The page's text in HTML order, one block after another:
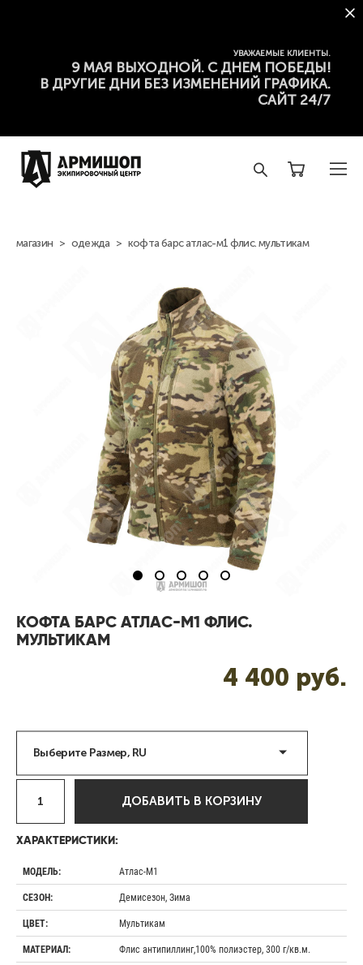
УВАЖАЕМЫЕ КЛИЕНТЫ.
9 МАЯ ВЫХОДНОЙ. С ДНЕМ ПОБЕДЫ!
В ДРУГИЕ ДНИ БЕЗ ИЗМЕНЕНИЙ ГРАФИКА.
САЙТ 24/7
магазин > одежда > кофта барс атлас-м1 флис. мультикам
КОФТА БАРС АТЛАС-М1 ФЛИС.
МУЛЬТИКАМ
4 400 pуб.
Выберите Размер, RU
ДОБАВИТЬ В КОРЗИНУ
ХАРАКТЕРИСТИКИ:
МОДЕЛЬ: Атлас-М1
СЕЗОН: Демисезон, Зима
ЦВЕТ: Мультикам
МАТЕРИАЛ: Флис антипиллинг,100% полиэстер, 300 г/кв.м.